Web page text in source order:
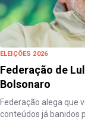
ELEIÇÕES 2026
Federação de
Bolsonaro
Federação alega que
conteúdos já banidos